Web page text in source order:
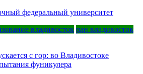
федеральный университет
владивосток ран владивосток
с гор: во Владивостоке
фуникулера